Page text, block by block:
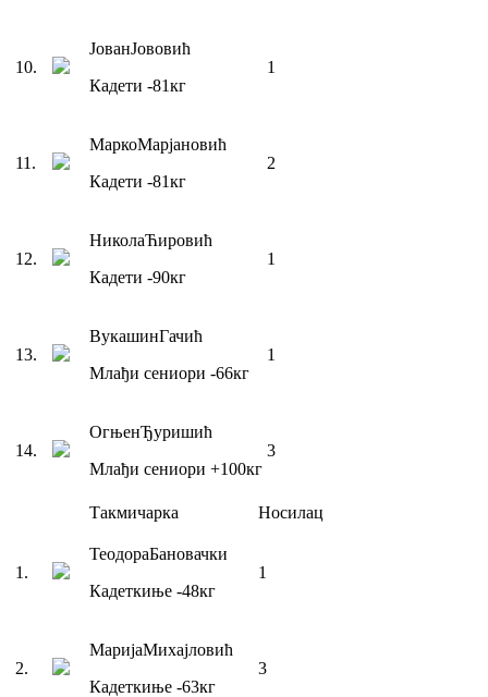
10.
ЈованЈововић
Кадети -81кг
1
11 .
МаркоМарјановић
Кадети -81кг
2
12.
НиколаЋировић
Кадети -90кг
1
13.
ВукашинГачић
Млађи сениори -66кг
1
14.
ОгњенЂуришић
Млађи сениори +100кг
3
Такмичарка Носилац
1 .
ТеодораБановачки
Кадеткиње -48кг
1
2.
МаријаМихајловић
Кадеткиње -63кг
3